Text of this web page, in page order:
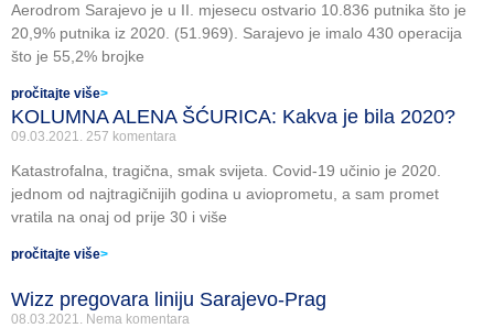
Aerodrom Sarajevo je u II. mjesecu ostvario 10.836 putnika što je
20,9% putnika iz 2020. (51.969). Sarajevo je imalo 430 operacija
što je 55,2% brojke
pročitajte više>
KOLUMNA ALENA ŠĆURICA: Kakva je bila 2020?
09.03.2021. 257 komentara
Katastrofalna, tragična, smak svijeta. Covid-19 učinio je 2020.
jednom od najtragičnijih godina u avioprometu, a sam promet
vratila na onaj od prije 30 i više
pročitajte više>
Wizz pregovara liniju Sarajevo-Prag
08.03.2021. Nema komentara